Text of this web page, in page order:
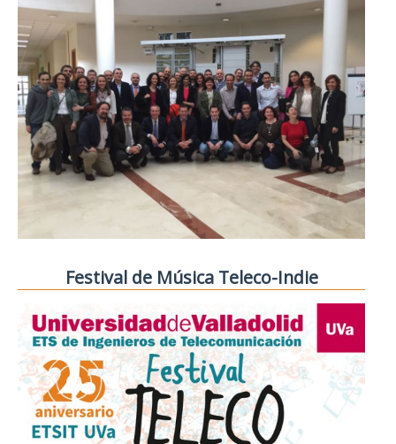
Festival de Música Teleco-Indie